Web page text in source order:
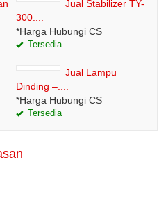
Jual Stabilizer TY-
300....
*Harga Hubungi CS
Tersedia
Jual Lampu
Dinding –....
*Harga Hubungi CS
Tersedia